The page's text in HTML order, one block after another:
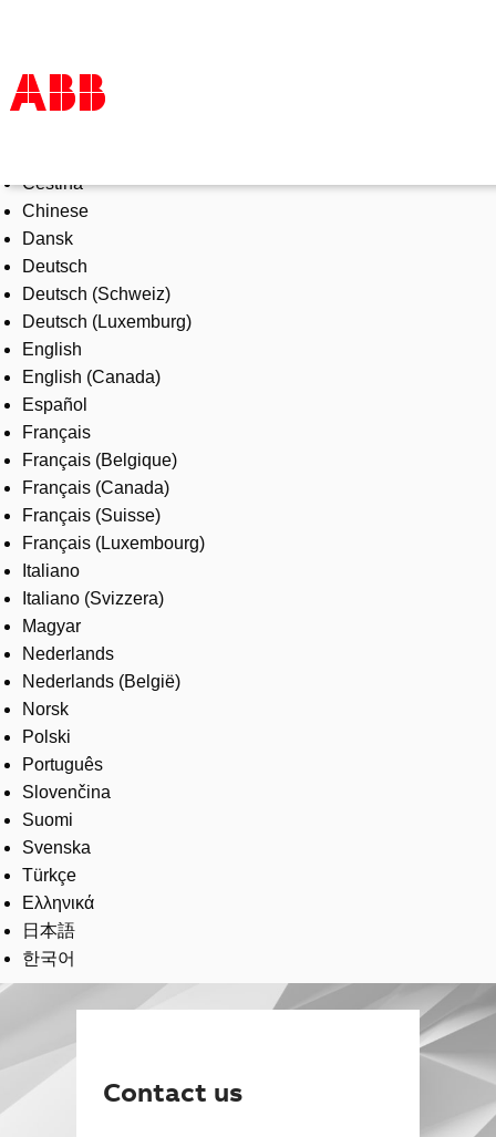
Products & Solutions
Industries
Services
About us
Where to buy
Contact us
Careers
Čeština
Chinese
Dansk
Deutsch
Deutsch (Schweiz)
Deutsch (Luxemburg)
English
English (Canada)
Español
Français
Français (Belgique)
Français (Canada)
Français (Suisse)
Français (Luxembourg)
Italiano
Italiano (Svizzera)
Magyar
Nederlands
Nederlands (België)
Norsk
Polski
Português
Slovenčina
Suomi
Svenska
Türkçe
Ελληνικά
日本語
한국어
Contact us